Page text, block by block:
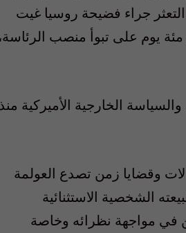
جراء فضيحة روسيا غيت
مئة يوم على تبوأ منصب الرئاسة،
الخارجية الأميركية منذ
وقضايا زمن تصدع العولمة
الشخصية الاستثنائية
في مواجهة نظرائه وخاصة